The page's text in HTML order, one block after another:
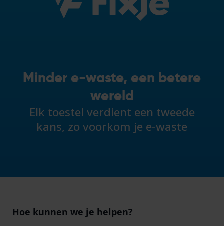
Minder e-waste, een betere
wereld
Elk toestel verdient een tweede
kans, zo voorkom je e-waste
Hoe kunnen we je helpen?